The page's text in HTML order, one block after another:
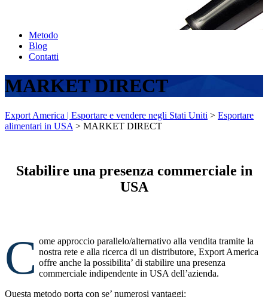
Metodo
Blog
Contatti
MARKET DIRECT
Export America | Esportare e vendere negli Stati Uniti > Esportare
alimentari in USA > MARKET DIRECT
Stabilire una presenza commerciale in
USA
C ome approccio parallelo/alternativo alla vendita tramite la
nostra rete e alla ricerca di un distributore, Export America
offre anche la possibilita’ di stabilire una presenza
commerciale indipendente in USA dell’azienda.
Questa metodo porta con se’ numerosi vantaggi: